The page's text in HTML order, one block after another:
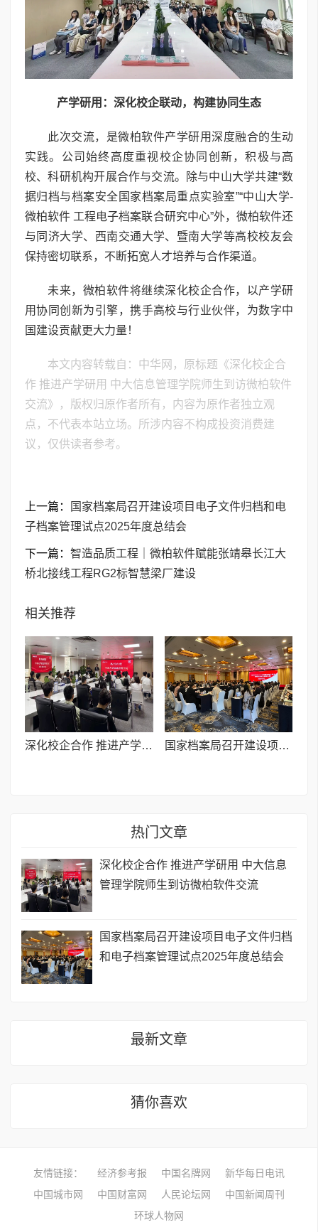
产学研用：深化校企联动，构建协同生态
此次交流，是微柏软件产学研用深度融合的生动
实践。公司始终高度重视校企协同创新，积极与高
校、科研机构开展合作与交流。除与中山大学共建“数
据归档与档案安全国家档案局重点实验室”“中山大学-
微柏软件 工程电子档案联合研究中心”外，微柏软件还
与同济大学、西南交通大学、暨南大学等高校校友会
保持密切联系，不断拓宽人才培养与合作渠道。
未来，微柏软件将继续深化校企合作，以产学研
用协同创新为引擎，携手高校与行业伙伴，为数字中
国建设贡献更大力量！
本文内容转载自：中华网，原标题《深化校企合
作 推进产学研用 中大信息管理学院师生到访微柏软件
交流》，版权归原作者所有，内容为原作者独立观
点，不代表本站立场。所涉内容不构成投资消费建
议，仅供读者参考。
上一篇：
国家档案局召开建设项目电子文件归档和电
子档案管理试点2025年度总结会
下一篇： 智造品质工程｜微柏软件赋能张靖皋长江大
桥北接线工程RG2标智慧梁厂建设
相关推荐
深化校企合作 推进产学研用 中大信息管理学院师生到访微柏软件交流 国家档案局召开建设项目电子文件归档和电子档案管理试点2025年度总结会
热门文章
深化校企合作 推进产学研用 中大信息
管理学院师生到访微柏软件交流
国家档案局召开建设项目电子文件归档
和电子档案管理试点2025年度总结会
最新文章
猜你喜欢
友情链接： 经济参考报 中国名牌网
新华每日电讯
中国城市网
中国财富网 人民论坛网
中国新闻周刊
环球人物网